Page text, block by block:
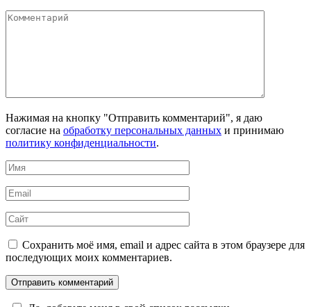
Комментарий
Нажимая на кнопку "Отправить комментарий", я даю
согласие на обработку персональных данных и принимаю
политику конфиденциальности.
Имя
*
Email
*
Сайт
Сохранить моё имя, email и адрес сайта в этом браузере для
последующих моих комментариев.